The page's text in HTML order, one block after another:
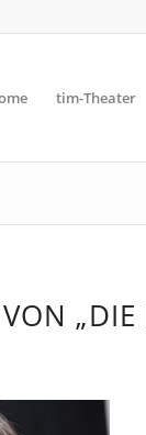
tim-Theater
„DIE